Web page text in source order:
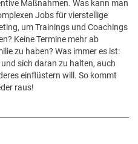
Maßnahmen. Was kann man
Jobs für vierstellige
um Trainings und Coachings
Keine Termine mehr ab
zu haben? Was immer es ist:
sich daran zu halten, auch
einflüstern will. So kommt
raus!